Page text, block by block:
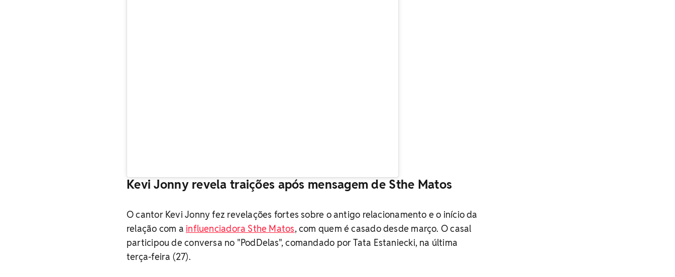
Kevi Jonny revela traições após mensagem de Sthe Matos
O cantor Kevi Jonny fez revelações fortes sobre o antigo relacionamento e o início da
relação com a influenciadora Sthe Matos, com quem é casado desde março. O casal
participou de conversa no "PodDelas", comandado por Tata Estaniecki, na última
terça-feira (27).